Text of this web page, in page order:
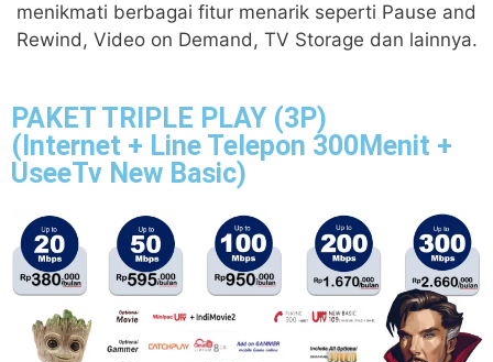
menikmati berbagai fitur menarik seperti Pause and
Rewind, Video on Demand, TV Storage dan lainnya.
PAKET TRIPLE PLAY (3P)
(Internet + Line Telepon 300Menit +
UseeTv New Basic)